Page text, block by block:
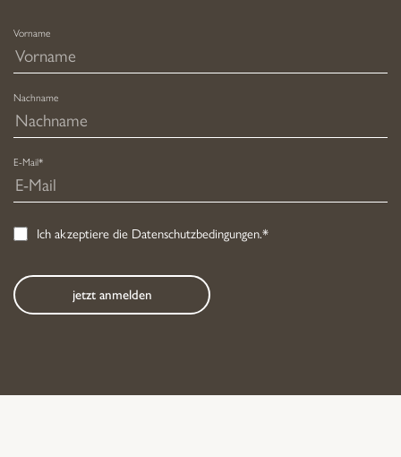
Vorname
Nachname
E-Mail*
Ich akzeptiere die Datenschutzbedingungen.*